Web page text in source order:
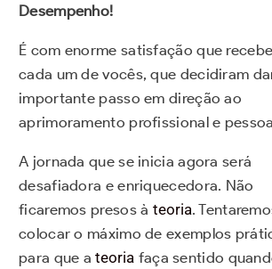
Desempenho!
É com enorme satisfação que
cada um de vocês, que decidiram
importante passo em direção ao
aprimoramento profissional e
A jornada que se inicia agora será
desafiadora e enriquecedora. Não
ficaremos presos à teoria.
colocar o máximo de exemplos
para que ateoria faça sentido